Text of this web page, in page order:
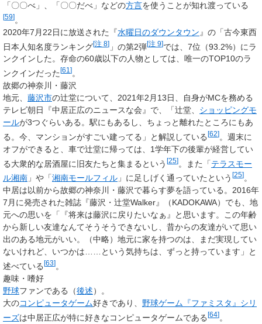
「〇〇べ」、「〇〇だべ」などの方言を使うことが知れ渡っている
[59]。
2020年7月22日に放送された『水曜日のダウンタウン 』の「古今東西
日本人知名度ランキング[注 8] 」の第2弾[注 9]では、7位（93.2%）にラ
ンクインした。存命の60歳以下の人物としては、唯一のTOP10のラ
ンクインだった [61 ] 。
故郷の神奈川・藤沢
地元、 藤沢市の辻堂について、2021年2月13日、自身がMCを務める
テレビ朝日『中居正広のニュースな会』で、「辻堂、 ショッピングモ
ールが3つぐらいある。駅にもあるし、ちょっと離れたところにもあ
る。今、マンションがすごい建ってる」と解説している[62]。週末に
オフができると、車で辻堂に帰っては、1学年下の後輩が経営してい
る大衆的な居酒屋に旧友たちと集まるという [25]。また「テラスモー
ル湘南 」や「湘南モールフィル 」に足しげく通っていたという [25] 。
中居は以前から故郷の神奈川・藤沢で暮らす夢を語っている。2016年
7月に発売された雑誌『藤沢・辻堂Walker』（KADOKAWA）でも、地
元への思いを「『将来は藤沢に戻りたいなぁ』と思います。この年齢
から新しい友達なんてそうそうできないし、昔からの友達がいて思い
出のある地元がいい。（中略）地元に家を持つのは、まだ実現してい
ないけれど、いつかは……という気持ちは、ずっと持っています」と
述べている[63]。
趣味・嗜好
野球ファンである（後述）。
大のコンピュータゲーム好きであり、 野球ゲーム 『ファミスタ』シリ
ーズは中居正広が特に好きなコンピュータゲームである[64]。